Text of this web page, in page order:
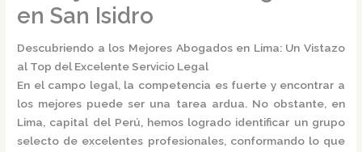
en San Isidro
Descubriendo a los Mejores Abogados en Lima: Un Vistazo
al Top del Excelente Servicio Legal
En el campo legal, la competencia es fuerte y encontrar a
los mejores puede ser una tarea ardua. No obstante, en
Lima, capital del Perú, hemos logrado identificar un grupo
selecto de excelentes profesionales, conformando lo que